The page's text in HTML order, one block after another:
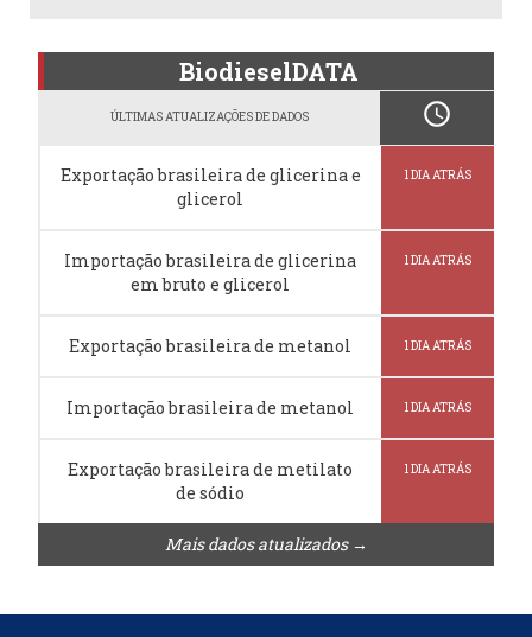
BiodieselDATA
ÚLTIMAS ATUALIZAÇÕES DE DADOS schedule
Exportação brasileira de glicerina e
glicerol
1 DIA ATRÁS
Importação brasileira de glicerina
em bruto e glicerol
1 DIA ATRÁS
Exportação brasileira de metanol 1 DIA ATRÁS
Importação brasileira de metanol 1 DIA ATRÁS
Exportação brasileira de metilato
de sódio
1 DIA ATRÁS
Mais dados atualizados →